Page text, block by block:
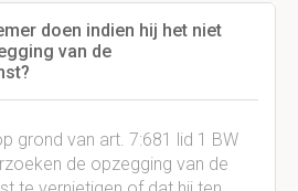
doen indien hij het niet
van de
grond van art. 7:681 lid 1 BW
de opzegging van de